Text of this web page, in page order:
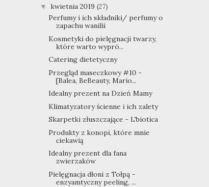
▼ kwietnia 2019 (27)
Perfumy i ich składniki/ perfumy o
zapachu wanilii
Kosmetyki do pielęgnacji twarzy,
które warto wypró...
Catering dietetyczny
Przegląd maseczkowy #10 -
[Balea, BeBeauty, Mario...
Idealny prezent na Dzień Mamy
Klimatyzatory ścienne i ich zalety
Skarpetki złuszczające - L'biotica
Produkty z konopi, które mnie
ciekawią
Idealny prezent dla fana
zwierzaków
Pielęgnacja dłoni z Tołpą -
enzyamtyczny peeling, ...